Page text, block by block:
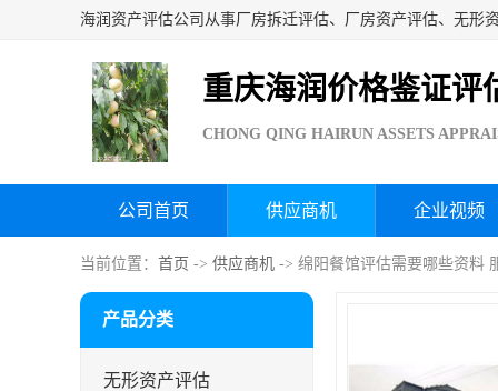
重庆海润价格鉴证评
CHONG QING HAIRUN ASSETS
公司首页 供应商机 企业视频
当前位置： 首页 -> 供应商机 -> 绵阳餐馆评估需要哪些资料
产品分类
无形资产评估